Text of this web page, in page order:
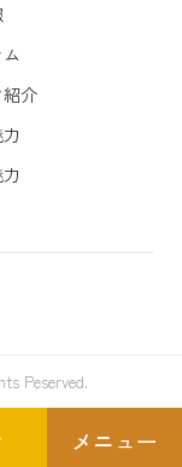
介
Peserved.
メニュー